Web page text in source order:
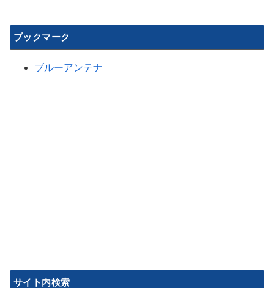
ブックマーク
ブルーアンテナ
サイト内検索